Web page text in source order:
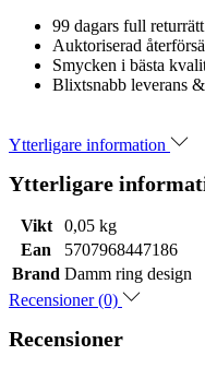
99 dagars full returrätt
Auktoriserad
Smycken i bästa
Blixtsnabb leverans
Ytterligare information
Ytterligare
Vikt
0,05 kg
Ean
5707968447186
Brand Damm ring design
Recensioner (0)
Recensioner